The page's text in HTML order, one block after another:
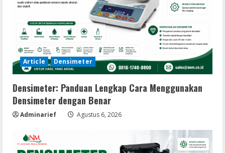
Article Densimeter
Densimeter: Panduan Lengkap Cara Menggunakan
Densimeter dengan Benar
Adminarief Agustus 6, 2026